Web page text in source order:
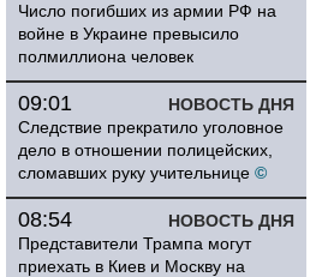
Число погибших из армии РФ на
войне в Украине превысило
полмиллиона человек
НОВОСТЬ ДНЯ
09:01
Следствие прекратило уголовное
дело в отношении полицейских,
сломавших руку учительнице ©
НОВОСТЬ ДНЯ
08:54
Представители Трампа могут
приехать в Киев и Москву на